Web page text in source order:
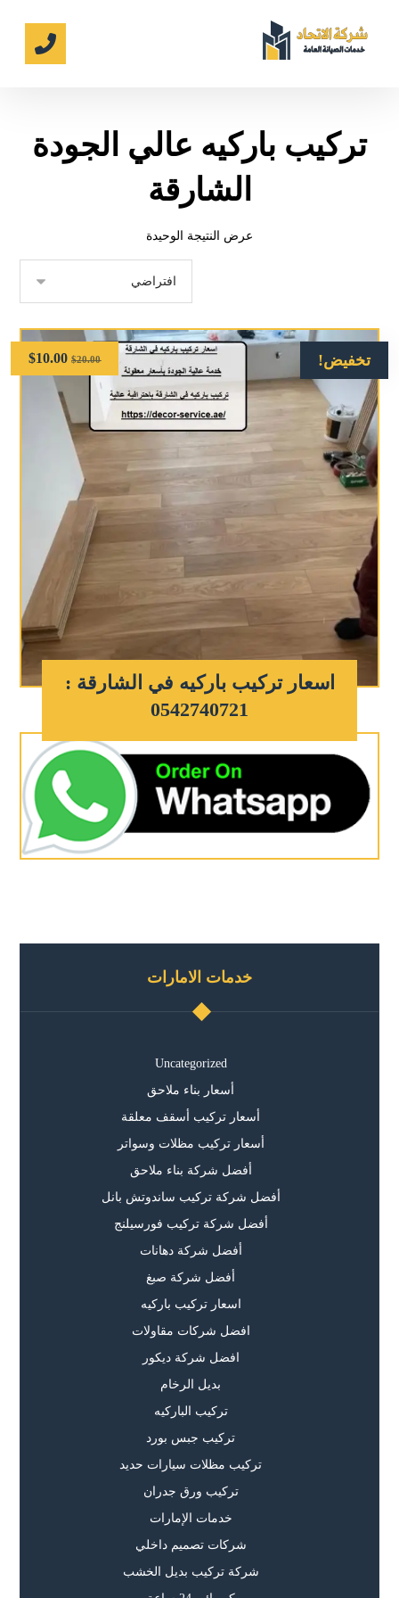
تركيب باركيه عالي الجودة
الشارقة
عرض النتيجة الوحيدة
تخفيض!
اسعار تركيب باركيه في الشارقة :
0542740721
$20.00
$10.00
خدمات الامارات
Uncategorized
أسعار بناء ملاحق
أسعار تركيب أسقف معلقة
أسعار تركيب مظلات وسواتر
أفضل شركة بناء ملاحق
أفضل شركة تركيب ساندوتش بانل
أفضل شركة تركيب فورسيلنج
أفضل شركة دهانات
أفضل شركة صبغ
اسعار تركيب باركيه
افضل شركات مقاولات
افضل شركة ديكور
بديل الرخام
تركيب الباركيه
تركيب جبس بورد
تركيب مظلات سيارات حديد
تركيب ورق جدران
خدمات الإمارات
شركات تصميم داخلي
شركة تركيب بديل الخشب